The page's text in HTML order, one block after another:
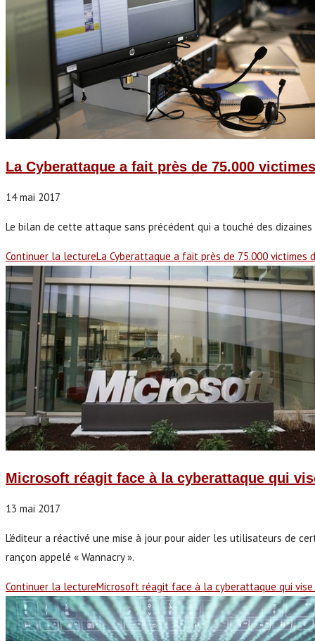
La Cyberattaque a fait près de 75.000
14 mai 2017
Le bilan de cette attaque sans précédent qui a touché des
Continuer la lectureLa Cyberattaque a fait près de 75.000 victimes
Microsoft réagit face à la cyberattaque qui
13 mai 2017
L'éditeur a réactivé une mise à jour pour aider les utilisateurs de
rançon appelé « Wannacry ».
Continuer la lectureMicrosoft réagit face à la cyberattaque qui